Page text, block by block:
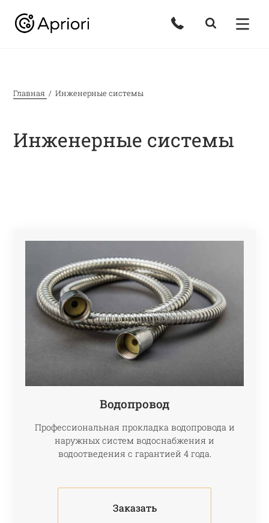
Главная Инженерные системы
Инженерные системы
Водопровод
Профессиональная прокладка водопровода и
наружных систем водоснабжения и
водоотведения с гарантией 4 года.
Заказать